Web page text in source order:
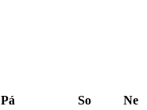
Pá So Ne